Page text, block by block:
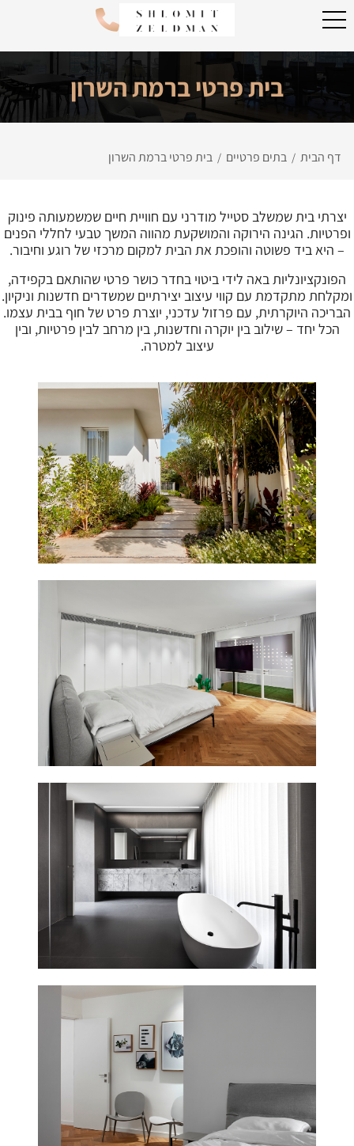
בית פרטי ברמת השרון
דף הבית / בתים פרטיים / בית פרטי ברמת השרון
יצרתי בית שמשלב סטייל מודרני עם חוויית חיים שמשמעותה פינוק
ופרטיות. הגינה הירוקה והמושקעת מהווה המשך טבעי לחללי הפנים
– היא ביד פשוטה והופכת את הבית למקום מרכזי של רוגע וחיבור.
הפונקציונליות באה לידי ביטוי בחדר כושר פרטי שהותאם בקפידה,
ומקלחת מתקדמת עם קווי עיצוב יצירתיים שמשדרים חדשנות וניקיון.
הבריכה היוקרתית, עם פרזול עדכני, יוצרת פרט של חוף בבית עצמו.
הכל יחד – שילוב בין יוקרה וחדשנות, בין מרחב לבין פרטיות, ובין
עיצוב למטרה.